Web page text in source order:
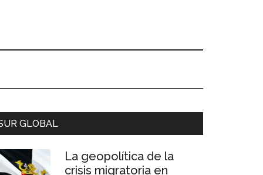
GLOBAL
La geopolítica de la
crisis migratoria en